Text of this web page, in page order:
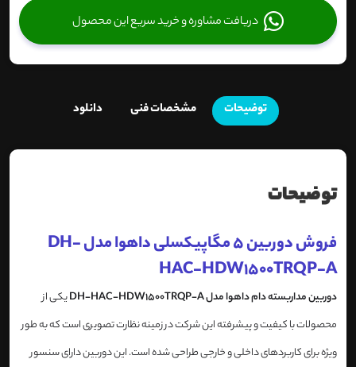
دریافت مشاوره و خرید سریع این محصول
توضیحات مشخصات فنی دانلود
توضیحات
فروش دوربین 5 مگاپیکسلی داهوا مدل DH-
HAC-HDW1500TRQP-A
دوربین مداربسته دام داهوا مدل DH-HAC-HDW1500TRQP-A
یکی از
محصولات با کیفیت و پیشرفته این شرکت در زمینه نظارت تصویری است که به طور
ویژه برای کاربردهای داخلی و خارجی طراحی شده است. این دوربین دارای سنسور